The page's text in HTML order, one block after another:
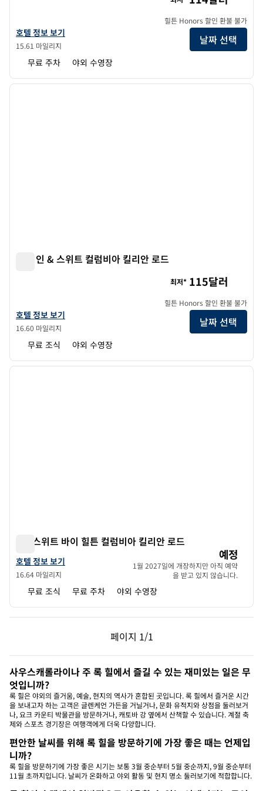
사우스캐롤라이나 주 더블트리 바이 힐튼 호텔 컬럼비아의 호텔 정보 보기
호텔 정보 보기
15.61 마일리지
힐튼 Honors 할인 환불 불가
날짜 선택
무료 주차 야외 수영장
1/12
1/12
이전 이미지 다음
햄튼 인 & 스위트 컬럼비아 킬리안 로드
햄튼 인 & 스위트 컬럼비아 킬리안 로드의 호텔 정보 보기
호텔 정보 보기
16.60 마일리지
최저* 115달러
힐튼 Honors 할인 환불 불가
날짜 선택
무료 조식 야외 수영장
1/9
1/9이전 이미지 다음
홈2 스위트 바이 힐튼 컬럼비아 킬리안 로드
홈2 스위트 바이 힐튼 컬럼비아 킬리안 로드의 호텔 정보 보기
호텔 정보 보기
16.64 마일리지
예정
1월 2027일에 개장하지만 아직 예약
을 받고 있지 않습니다.
무료 조식 무료 주차 야외 수영장
페이지 1/1
이전 페이지, 1/1
페이지 1/1
사우스캐롤라이나 주 록 힐에서 즐길 수 있는 재미있는 일은 무
엇입니까?
록 힐은 야외의 즐거움, 예술, 현지의 역사가 혼합된 곳입니다. 록 힐에서 즐거운 시간
을 보내고자 하는 고객은 글렌케언 가든을 거닐거나, 문화 유적지와 상점을 둘러보거
나, 요크 카운티 박물관을 방문하거나, 캐토바 강 옆에서 산책할 수 있습니다. 계절 축
제와 스포츠 경기장은 여행객에게 더욱 다양합니다.
편안한 날씨를 위해 록 힐을 방문하기에 가장 좋은 때는 언제입
니까?
록 힐을 방문하기에 가장 좋은 시기는 보통 3월 중순부터 5월 중순까지, 9월 중순부터
11월 초까지입니다. 날씨가 온화하고 야외 활동 및 현지 명소 둘러보기에 적합합니다.